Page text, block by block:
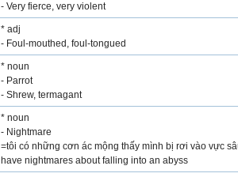
- Very fierce, very violent
* adj
- Foul-mouthed, foul-tongued
* noun
- Parrot
- Shrew, termagant
* noun
- Nightmare
=tôi có những cơn ác mộng thấy mình bị rơi vào vực
have nightmares about falling into an abyss